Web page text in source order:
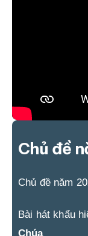
Chủ đề
Chủ đề năm
Bài hát khẩu
Chúa